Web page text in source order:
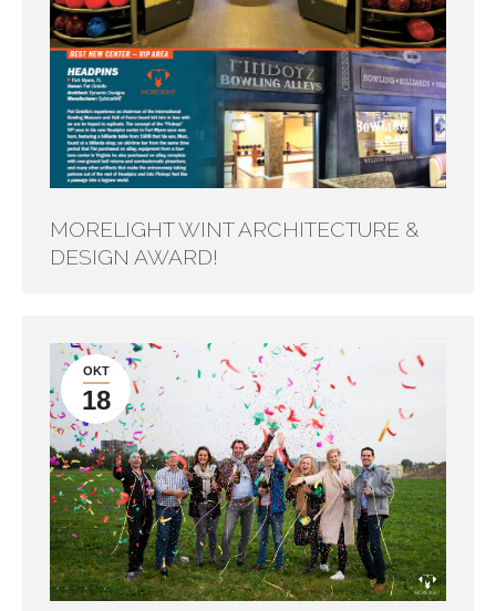
MORELIGHT WINT ARCHITECTURE &
DESIGN AWARD!
OKT
18